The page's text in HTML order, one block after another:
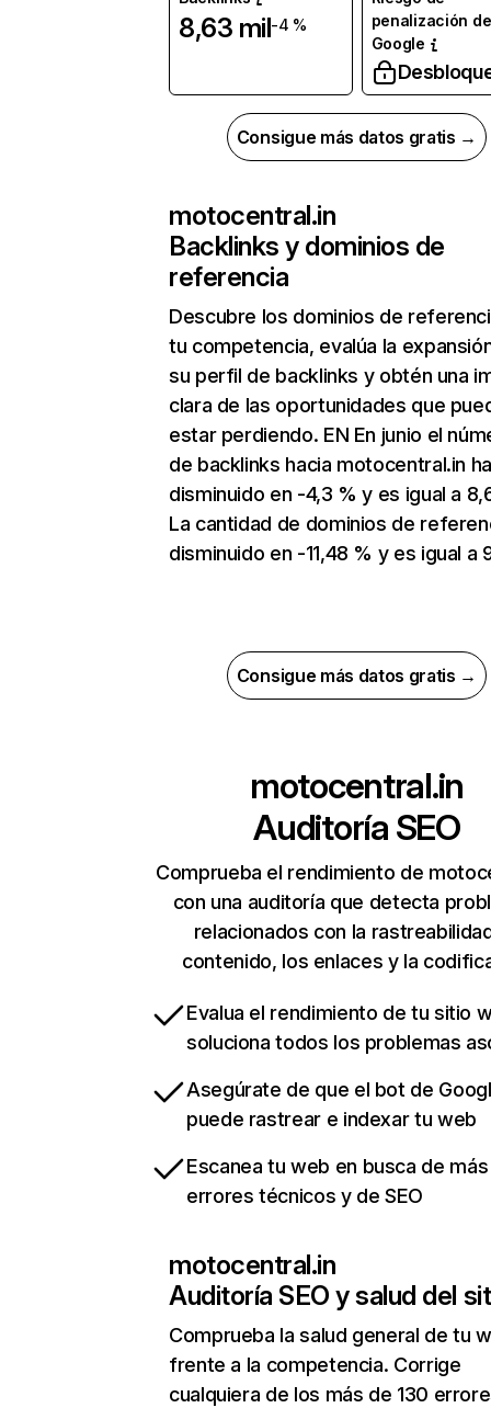
8,63 mil-4 %
penalización de
Google
Consigue más datos gratis →
motocentral.in
Backlinks y dominios de
referencia
Descubre los dominios de
tu competencia, evalúa la
su perfil de backlinks y obtén una
clara de las oportunidades que
estar perdiendo. EN En junio el
de backlinks hacia motocentral.in
disminuido en -4,3 % y es igual a
La cantidad de dominios de
disminuido en -11,48 % y es igual a
Consigue más datos gratis →
motocentral.in
Auditoría SEO
Comprueba el rendimiento de
con una auditoría que detecta
relacionados con la
contenido, los enlaces y la
Evalua el rendimiento de tu sitio
soluciona todos los problemas
Asegúrate de que el bot de
puede rastrear e indexar tu web
Escanea tu web en busca de
errores técnicos y de SEO
motocentral.in
Auditoría SEO y salud del
Comprueba la salud general de tu
frente a la competencia. Corrige
cualquiera de los más de 130